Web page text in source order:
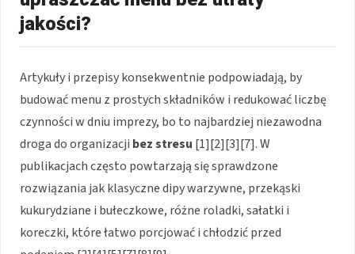
jakości?
Artykuły i przepisy konsekwentnie podpowiadają, by
budować menu z prostych składników i redukować liczbę
czynności w dniu imprezy, bo to najbardziej niezawodna
droga do organizacji bez stresu [1][2][3][7]. W
publikacjach często powtarzają się sprawdzone
rozwiązania jak klasyczne dipy warzywne, przekąski
kukurydziane i bułeczkowe, różne roladki, sałatki i
koreczki, które łatwo porcjować i chłodzić przed